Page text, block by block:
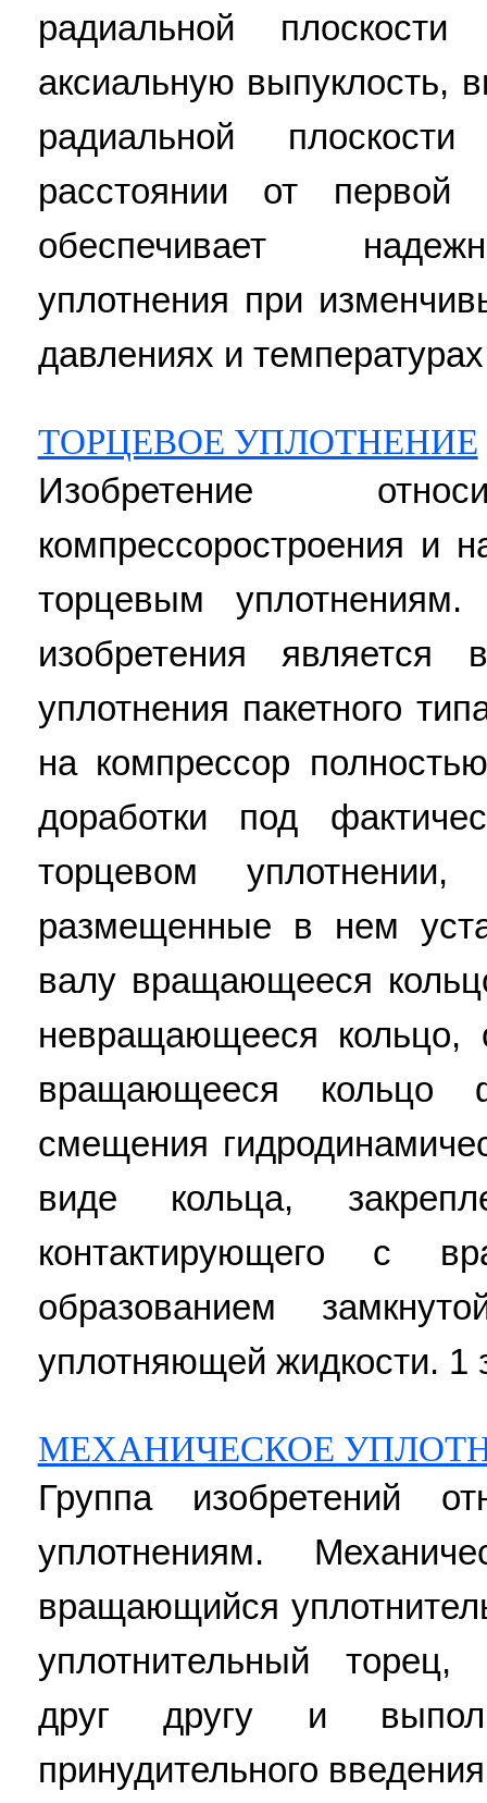
радиальной
аксиальную выпуклость,
радиальной
расстоянии от первой
обеспечивает
уплотнения при
давлениях и
ТОРЦЕВОЕ УПЛОТНЕНИЕ
Изобретение
компрессоростроения и
торцевым уплотнениям.
изобретения является
уплотнения пакетного
на компрессор
доработки под
торцевом
размещенные в нем
валу вращающееся
невращающееся кольцо,
вращающееся кольцо
смещения
виде кольца,
контактирующего с
образованием
уплотняющей жидкости.
МЕХАНИЧЕСКОЕ
Группа изобретений
уплотнениям.
вращающийся
уплотнительный торец,
друг другу и
принудительного